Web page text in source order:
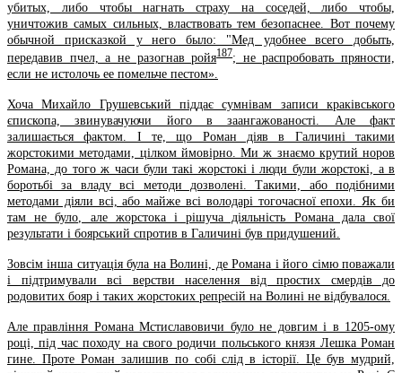
убитых, либо чтобы нагнать страху на соседей, либо чтобы,
уничтожив самых сильных, властвовать тем безопаснее. Вот почему
обычной присказкой у него было: "Мед удобнее всего добыть,
передавив пчел, а не разогнав ройя187; не распробовать пряности,
если не истолочь ее помельче пестом».
Хоча Михайло Грушевський піддає сумнівам записи краківського
єпископа, звинувачуючи його в заангажованості. Але факт
залишається фактом. І те, що Роман діяв в Галичині такими
жорстокими методами, цілком ймовірно. Ми ж знаємо крутий норов
Романа, до того ж часи були такі жорстокі і люди були жорстокі, а в
боротьбі за владу всі методи дозволені. Такими, або подібними
методами діяли всі, або майже всі володарі тогочасної епохи. Як би
там не було, але жорстока і рішуча діяльність Романа дала свої
результати і боярський спротив в Галичині був придушений.
Зовсім інша ситуація була на Волині, де Романа і його сімю поважали
і підтримували всі верстви населення від простих смердів до
родовитих бояр і таких жорстоких репресій на Волині не відбувалося.
Але правління Романа Мстиславовичи було не довгим і в 1205-ому
році, під час походу на свого родичи польського князя Лешка Роман
гине. Проте Роман залишив по собі слід в історії. Це був мудрий,